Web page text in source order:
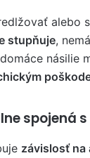
alebo
stupňuje,
násilie
spojená
závislosť na